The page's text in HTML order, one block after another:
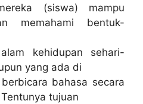
(siswa) mampu
memahami bentuk-
kehidupan sehari-
yang ada di
bahasa secara
tujuan